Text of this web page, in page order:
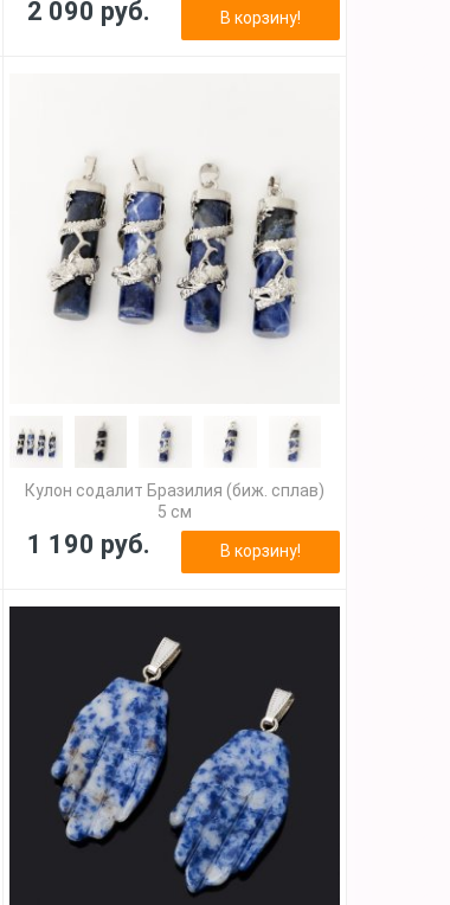
2 090 руб. В корзину!
Кулон содалит Бразилия (биж. сплав)
5 см
1 190 руб. В корзину!